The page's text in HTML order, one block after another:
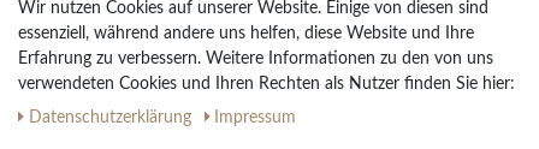
Vertrag widerrufen
Impressum
Daten­schutz­erklärung
AGB
Wir nutzen Cookies auf unserer Website. Einige von diesen sind
essenziell, während andere uns helfen, diese Website und Ihre
Erfahrung zu verbessern. Weitere Informationen zu den von uns
verwendeten Cookies und Ihren Rechten als Nutzer finden Sie hier:
Daten­schutz­erklärung
Impressum